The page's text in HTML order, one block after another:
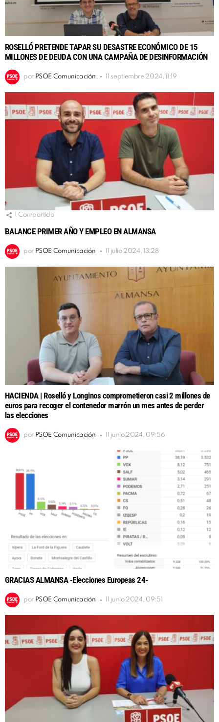
ROSELLÓ PRETENDE TAPAR SU DESASTRE ECONÓMICO DE 15
MILLONES DE DEUDA CON UNA CAMPAÑA DE DESINFORMACIÓN
por PSOE Comunicación 11 septiembre 2024, 11:19
Compartido
BALANCE PRIMER AÑO Y EMPLEO EN ALMANSA
por PSOE Comunicación 11 julio 2024, 13:28
HACIENDA | Roselló y Longinos comprometieron casi 2 millones de
euros para recoger el contenedor marrón un mes antes de perder
las elecciones
por PSOE Comunicación 11 junio 2024, 09:56
GRACIAS ALMANSA -Elecciones Europeas 24-
por PSOE Comunicación 11 junio 2024, 09:51